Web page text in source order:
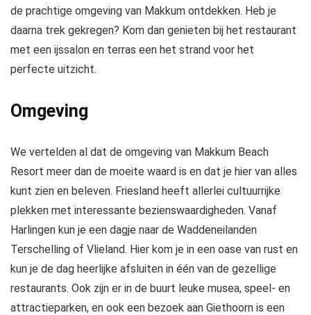
de prachtige omgeving van Makkum ontdekken. Heb je
daarna trek gekregen? Kom dan genieten bij het restaurant
met een ijssalon en terras een het strand voor het
perfecte uitzicht.
Omgeving
We vertelden al dat de omgeving van Makkum Beach
Resort meer dan de moeite waard is en dat je hier van alles
kunt zien en beleven. Friesland heeft allerlei cultuurrijke
plekken met interessante bezienswaardigheden. Vanaf
Harlingen kun je een dagje naar de Waddeneilanden
Terschelling of Vlieland. Hier kom je in een oase van rust en
kun je de dag heerlijke afsluiten in één van de gezellige
restaurants. Ook zijn er in de buurt leuke musea, speel- en
attractieparken, en ook een bezoek aan Giethoorn is een